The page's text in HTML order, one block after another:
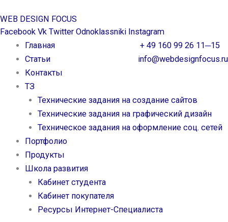
к
содержимому
WEB DESIGN FOCUS
Facebook Vk Twitter Odnoklassniki Instagram
+ 49 160 99 26 11─15
info@webdesignfocus.ru
Главная
Статьи
Контакты
ТЗ
Технические задания на создание сайтов
Технические задания на графический дизайн
Техническое задания на оформление соц. сетей
Портфолио
Продукты
Школа развития
Кабинет студента
Кабинет покупателя
Ресурсы Интернет-Специалиста